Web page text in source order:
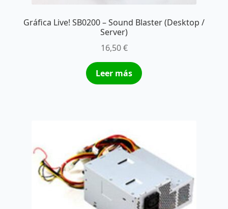
Gráfica Live! SB0200 – Sound Blaster (Desktop /
Server)
16,50€
Leer más